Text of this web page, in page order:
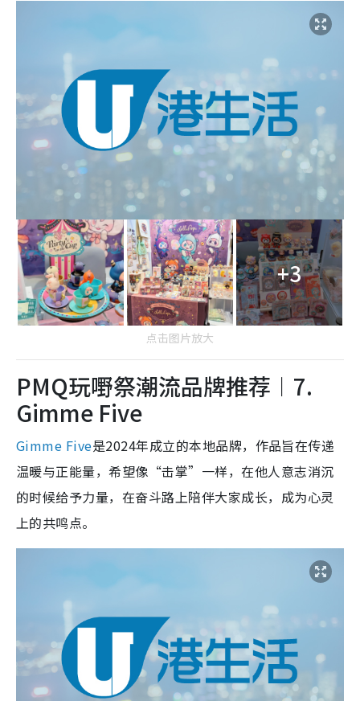
+3
点击图片放大
PMQ玩嘢祭潮流品牌推荐︱7.
Gimme Five
Gimme Five是2024年成立的本地品牌，作品旨在传递
温暖与正能量，希望像“击掌”一样，在他人意志消沉
的时候给予力量，在奋斗路上陪伴大家成长，成为心灵
上的共鸣点。